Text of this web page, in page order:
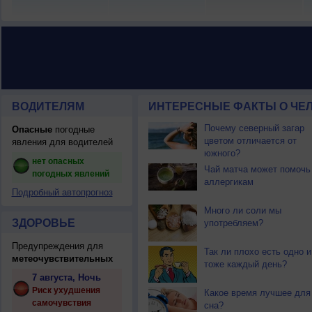
ВОДИТЕЛЯМ
Опасныепогодные
явления для водителей
нет опасных
погодных явлений
Подробный автопрогноз
ЗДОРОВЬЕ
Предупреждения для
метеочувствительных
7 августа, Ночь
Риск ухудшения
самочувствия
ИНТЕРЕСНЫЕ ФАКТЫ О
Почему северный загар
цветом отличается от
южного?
Чай матча может помочь
аллергикам
Много ли соли мы
употребляем?
Так ли плохо есть одно и
тоже каждый день?
Какое время лучшее для
сна?